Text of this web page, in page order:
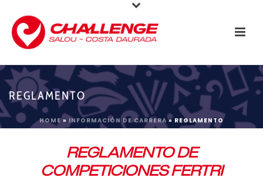
REGLAMENTO
HOME » INFORMACIÓN DE CARRERA» REGLAMENTO
REGLAMENTO DE
COMPETICIONES FERTRI